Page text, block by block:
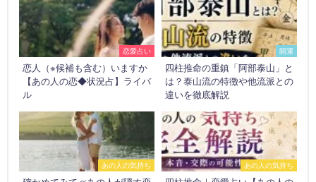
恋愛占い
恋人（※候補も含む）いますか
【あの人の恋◆状況占】ライバ
ル
開運
四柱推命の重鎮「阿部泰山」と
は？泰山流の特徴や他流派との
違いを徹底解説
あの人の気持ち あの人の気持ち